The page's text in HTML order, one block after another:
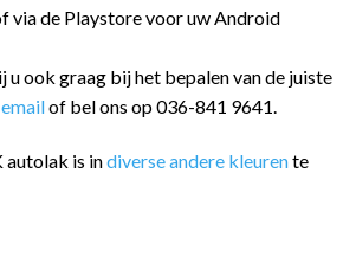
via de Playstore voor uw Android
u ook graag bij het bepalen van de juiste
emailof bel ons op 036-841 9641.
is indiverse andere kleurente